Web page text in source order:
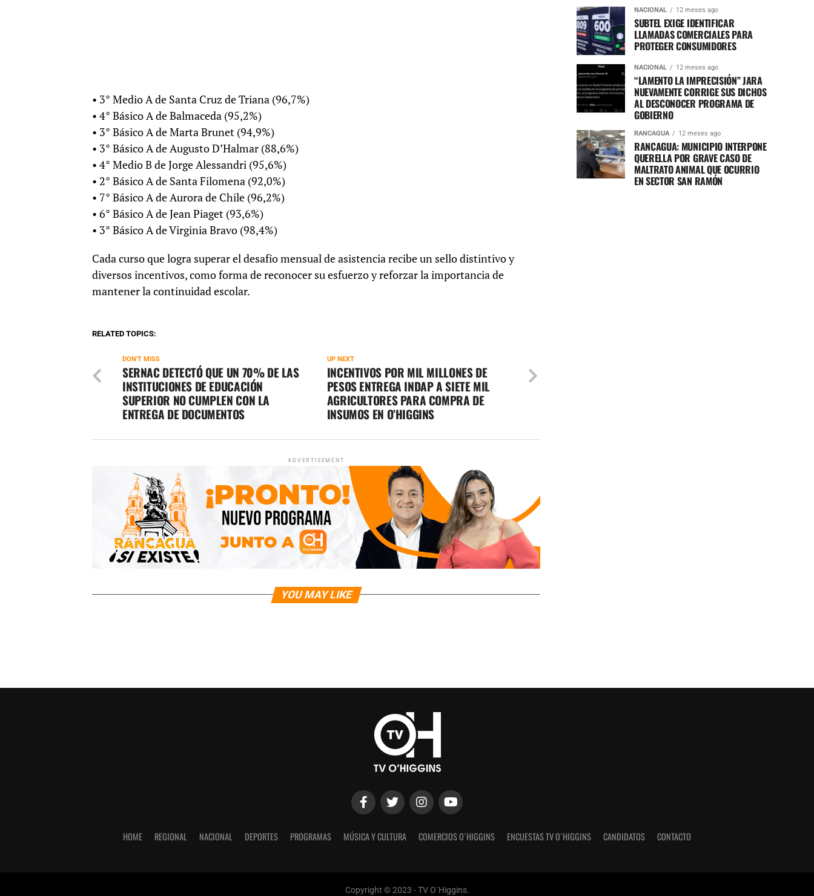
• 3° Medio A de Santa Cruz de Triana (96,7%)
• 4° Básico A de Balmaceda (95,2%)
• 3° Básico A de Marta Brunet (94,9%)
• 3° Básico A de Augusto D’Halmar (88,6%)
• 4° Medio B de Jorge Alessandri (95,6%)
• 2° Básico A de Santa Filomena (92,0%)
• 7° Básico A de Aurora de Chile (96,2%)
• 6° Básico A de Jean Piaget (93,6%)
• 3° Básico A de Virginia Bravo (98,4%)
Cada curso que logra superar el desafío mensual de asistencia recibe un sello distintivo y
diversos incentivos, como forma de reconocer su esfuerzo y reforzar la importancia de
mantener la continuidad escolar.
RELATED TOPICS:
UP NEXT
INCENTIVOS POR MIL MILLONES DE
PESOS ENTREGA INDAP A SIETE MIL
AGRICULTORES PARA COMPRA DE
INSUMOS EN O’HIGGINS
DON'T MISS
SERNAC DETECTÓ QUE UN 70% DE LAS
INSTITUCIONES DE EDUCACIÓN
SUPERIOR NO CUMPLEN CON LA
ENTREGA DE DOCUMENTOS
ADVERTISEMENT
YOU MAY LIKE
NACIONAL 12 meses ago
SUBTEL EXIGE IDENTIFICAR
LLAMADAS COMERCIALES PARA
PROTEGER CONSUMIDORES
NACIONAL 12 meses ago
“LAMENTO LA IMPRECISIÓN” JARA
NUEVAMENTE CORRIGE SUS DICHOS
AL DESCONOCER PROGRAMA DE
GOBIERNO
RANCAGUA 12 meses ago
RANCAGUA: MUNICIPIO INTERPONE
QUERELLA POR GRAVE CASO DE
MALTRATO ANIMAL QUE OCURRIO
EN SECTOR SAN RAMÓN
HOME REGIONAL NACIONAL DEPORTES PROGRAMAS MÚSICA Y CULTURA COMERCIOS O´HIGGINS ENCUESTAS TV O´HIGGINS CANDIDATOS CONTACTO
Copyright © 2023 - TV O´Higgins.